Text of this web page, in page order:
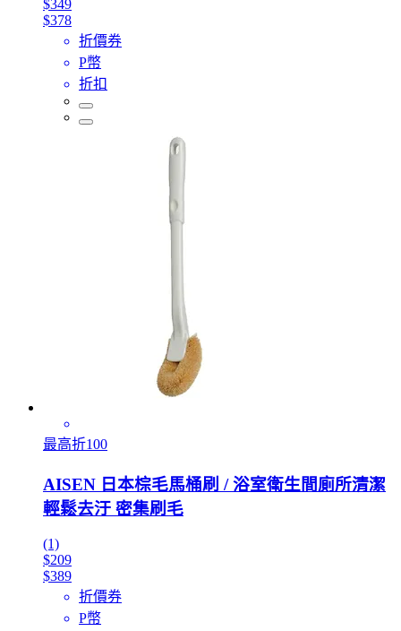
$349
$378
折價券
P幣
折扣
最高折100
AISEN 日本棕毛馬桶刷 / 浴室衛生間廁所清潔
輕鬆去汙 密集刷毛
(1)
$209
$389
折價券
P幣